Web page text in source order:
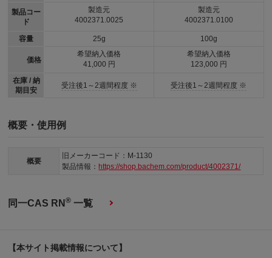
製品コー
ド
容量
価格
在庫 / 納
期目安
製造元
4002371.0025
25g
希望納入価格
41,000 円
受注後1～2週間程度 ※
製造元
4002371.0100
100g
希望納入価格
123,000 円
受注後1～2週間程度 ※
概要・使用例
概要
旧メーカーコード：M-1130
製品情報： https://shop.bachem.com/product/4002371/
同一CAS RN® 一覧
【本サイト掲載情報について】